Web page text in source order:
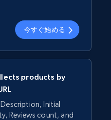
今すぐ始める
products by
Initial
Reviews count, and